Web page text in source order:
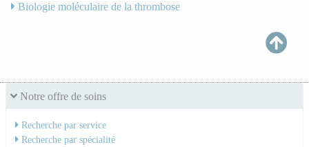
Notre offre de soins
Recherche par service
Recherche par spécialité
Biologie moléculaire de la thrombose